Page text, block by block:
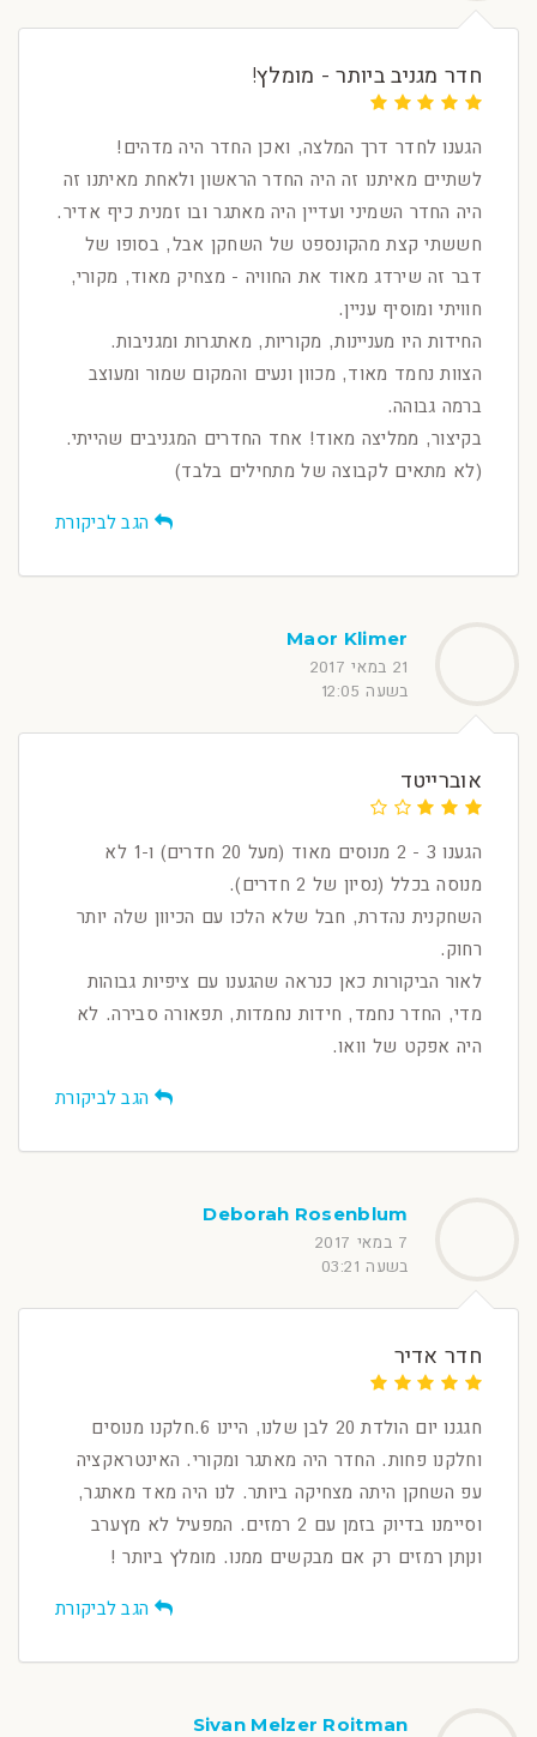
חדר מגניב ביותר - מומלץ!
הגענו לחדר דרך המלצה, ואכן החדר היה מדהים!
לשתיים מאיתנו זה היה החדר הראשון ולאחת מאיתנו זה
היה החדר השמיני ועדיין היה מאתגר ובו זמנית כיף אדיר.
חששתי קצת מהקונספט של השחקן אבל, בסופו של
דבר זה שירדג מאוד את החוויה - מצחיק מאוד, מקורי,
חוויתי ומוסיף עניין.
החידות היו מעניינות, מקוריות, מאתגרות ומגניבות.
הצוות נחמד מאוד, מכוון ונעים והמקום שמור ומעוצב
ברמה גבוהה.
בקיצור, ממליצה מאוד! אחד החדרים המגניבים שהייתי.
(לא מתאים לקבוצה של מתחילים בלבד)
הגב לביקורת
Maor Klimer
21 במאי 2017
בשעה 12:05
אוברייטד
הגענו 3 - 2 מנוסים מאוד (מעל 20 חדרים) ו-1 לא
מנוסה בכלל (נסיון של 2 חדרים).
השחקנית נהדרת, חבל שלא הלכו עם הכיוון שלה יותר
רחוק.
לאור הביקורות כאן כנראה שהגענו עם ציפיות גבוהות
מדי, החדר נחמד, חידות נחמדות, תפאורה סבירה. לא
היה אפקט של וואו.
הגב לביקורת
Deborah Rosenblum
7 במאי 2017
בשעה 03:21
חדר אדיר
חגגנו יום הולדת 20 לבן שלנו, היינו 6.חלקנו מנוסים
וחלקנו פחות. החדר היה מאתגר ומקורי. האינטראקציה
עפ השחקן היתה מצחיקה ביותר. לנו היה מאד מאתגר,
וסיימנו בדיוק בזמן עם 2 רמזים. המפעיל לא מץערב
ונןתן רמזים רק אם מבקשים ממנו. מומלץ ביותר !
הגב לביקורת
Sivan Melzer Roitman